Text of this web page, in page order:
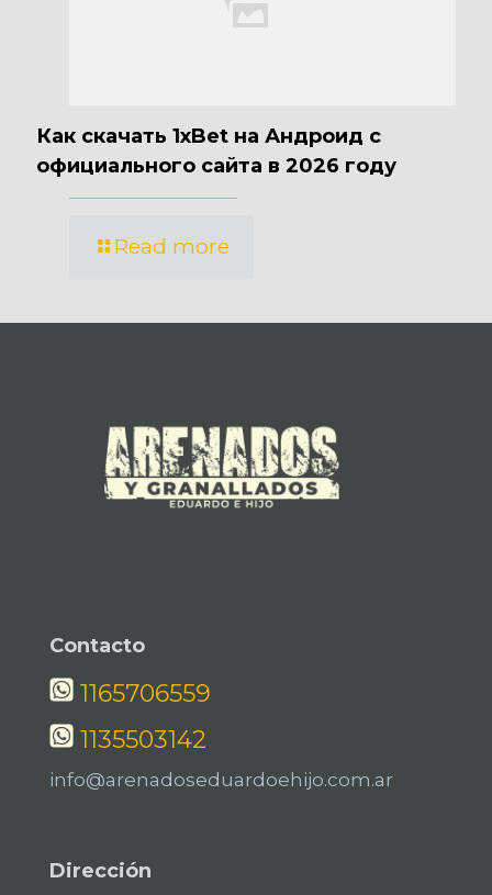
Как скачать 1xBet на Андроид с
официального сайта в 2026 году
Read more
Contacto
1165706559
1135503142
info@arenadoseduardoehijo.com.ar
Dirección